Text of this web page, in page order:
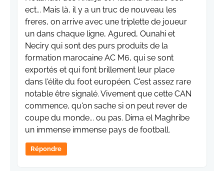
ect... Mais là, il y a un truc de nouveau les
freres, on arrive avec une triplette de joueur
un dans chaque ligne, Agured, Ounahi et
Neciry qui sont des purs produits de la
formation marocaine AC M6, qui se sont
exportés et qui font brillement leur place
dans l'élite du foot européen. C'est assez rare
notable être signalé. Vivement que cette CAN
commence, qu'on sache si on peut rever de
coupe du monde... ou pas. Dima el Maghribe
un immense immense pays de football.
Répondre